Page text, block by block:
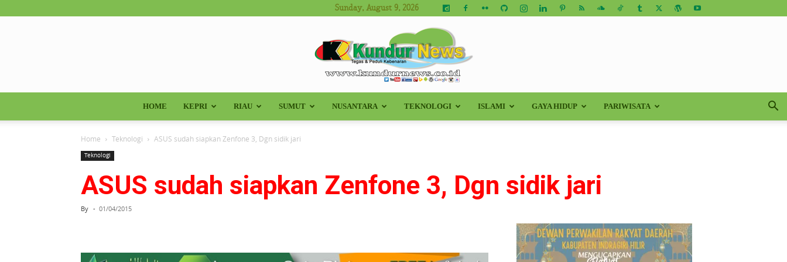
Sunday, August 9, 2026
Kundur
News
HOME KEPRI RIAU SUMUT NUSANTARA TEKNOLOGI ISLAMI GAYA HIDUP PARIWISATA
Home Teknologi ASUS sudah siapkan Zenfone 3, Dgn sidik jari
Teknologi
ASUS sudah siapkan Zenfone 3, Dgn sidik jari
By - 01/04/2015